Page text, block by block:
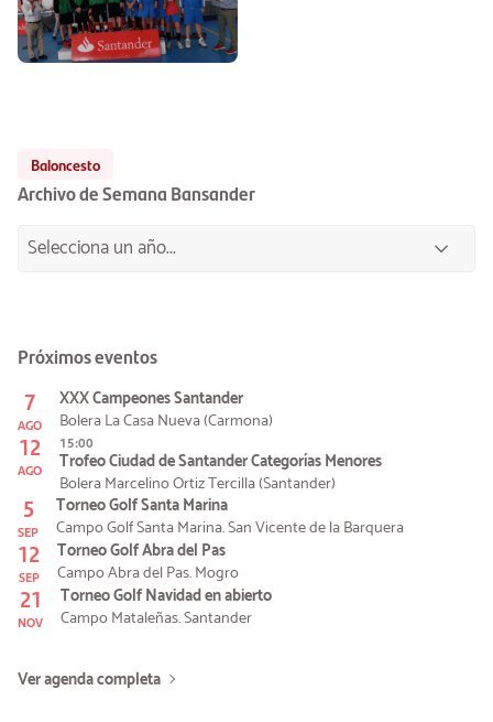
Baloncesto
Archivo de Semana Bansander
Próximos eventos
7
AGO
XXX Campeones Santander
Bolera La Casa Nueva (Carmona)
12
AGO
15:00
Trofeo Ciudad de Santander Categorías Menores
Bolera Marcelino Ortiz Tercilla (Santander)
5
SEP
Torneo Golf Santa Marina
Campo Golf Santa Marina. San Vicente de la Barquera
12
SEP
Torneo Golf Abra del Pas
Campo Abra del Pas. Mogro
21
NOV
Torneo Golf Navidad en abierto
Campo Mataleñas. Santander
Ver agenda completa